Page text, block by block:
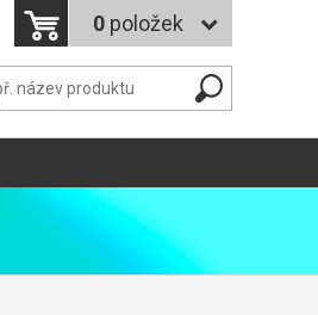
0 položek